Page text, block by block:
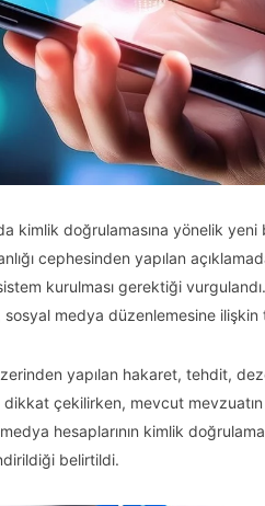
kimlik doğrulamasına yönelik
cephesinden yapılan
kurulması gerektiği
medya düzenlemesine ilişkin
yapılan hakaret, tehdit,
dikkat çekilirken, mevcut
hesaplarının kimlik
belirtildi.